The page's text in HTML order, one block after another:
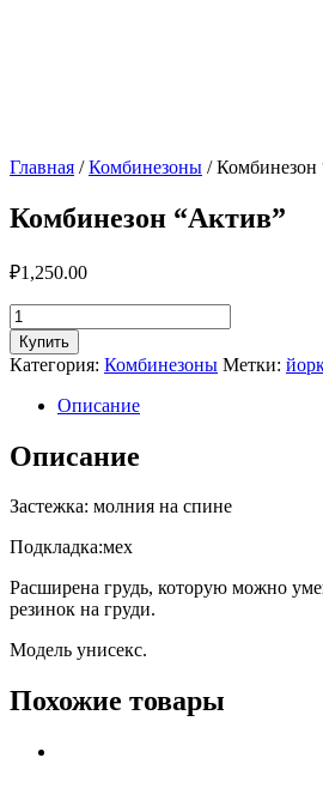
Главная /Комбинезоны / Комбинезон
Комбинезон “Актив”
₽1,250.00
Количество
Комбинезон
"Актив"
Купить
Категория: Комбинезоны Метки:
Описание
Описание
Застежка: молния на спине
Подкладка:мех
Расширена грудь, которую можно
резинок на груди.
Модель унисекс.
Похожие товары